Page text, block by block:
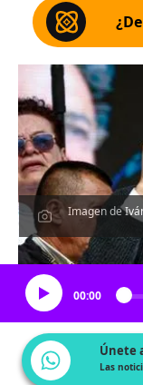
Imagen de
00:00
Únete
Las